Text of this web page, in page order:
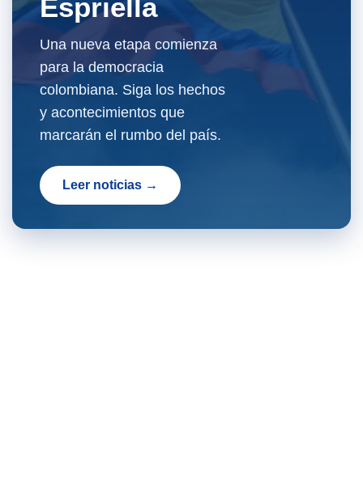
Espriella
Una nueva etapa comienza
para la democracia
colombiana. Siga los hechos
y acontecimientos que
marcarán el rumbo del país.
Leer noticias →